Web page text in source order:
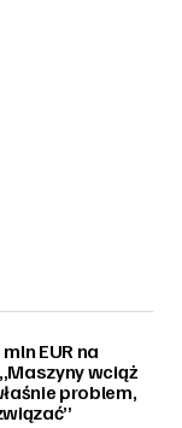
EUR na
wciąż
problem,